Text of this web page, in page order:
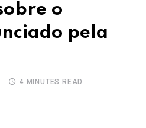
o
pela
4 MINUTES READ